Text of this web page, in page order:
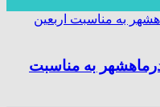
به مناسبت